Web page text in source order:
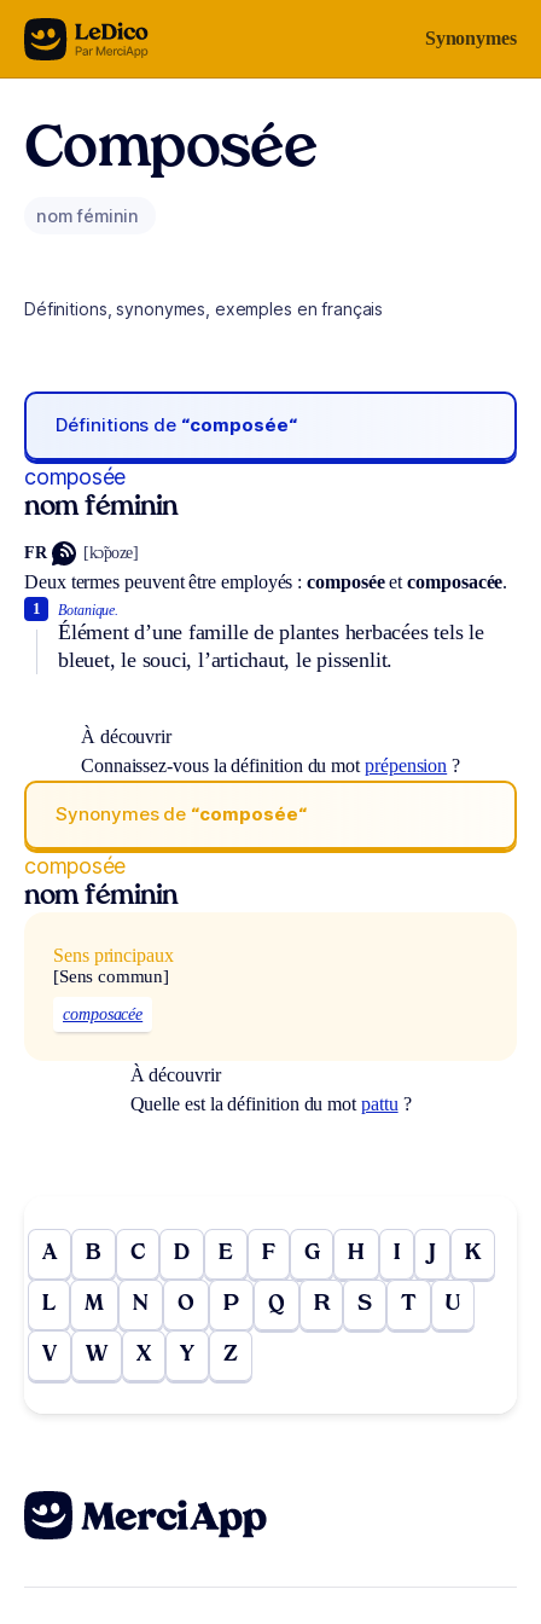
Aller au contenu Synonymes
Composée
nom féminin
Définitions, synonymes, exemples en français
Définitions de “composée“
composée
nom féminin
FR [kɔ̃poze]
Deux termes peuvent être employés :composéeetcomposacée.
Botanique.
Élément d’une famille de plantes herbacées tels le
bleuet, le souci, l’artichaut, le pissenlit.
1
À découvrir
Connaissez-vous la définition du mot prépension ?
Synonymes de “composée“
composée
nom féminin
Sens principaux
[Sens commun]
composacée
À découvrir
Quelle est la définition du mot pattu ?
A B C D E F G H I J K
L M N O P Q R S T U
V W X Y Z